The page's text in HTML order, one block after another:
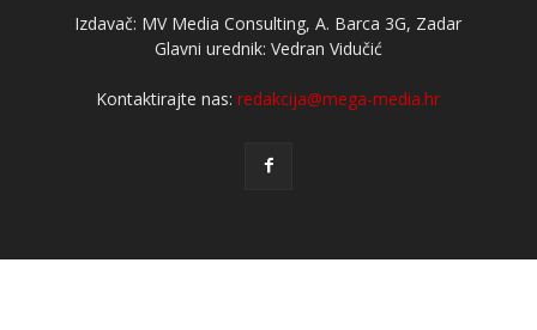
Izdavač: MV Media Consulting, A. Barca 3G, Zadar
Glavni urednik: Vedran Vidučić
Kontaktirajte nas:redakcija@mega-media.hr